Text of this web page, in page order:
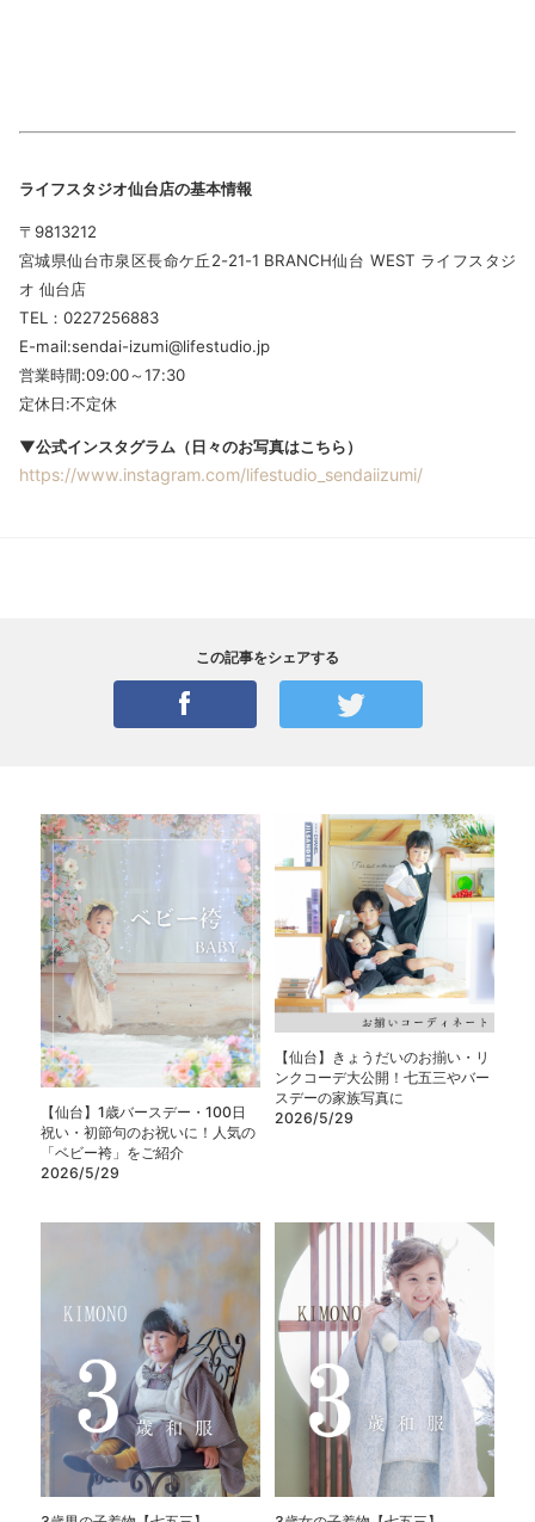
ライフスタジオ仙台店の基本情報
〒9813212
宮城県仙台市泉区長命ケ丘2-21-1 BRANCH仙台 WEST ライフスタジ
オ 仙台店
TEL：0227256883
E-mail:sendai-izumi@lifestudio.jp
営業時間:09:00～17:30
定休日:不定休
▼公式インスタグラム（日々のお写真はこちら）
https://www.instagram.com/lifestudio_sendaiizumi/
この記事をシェアする
【仙台】1歳バースデー・100日
祝い・初節句のお祝いに！人気の
「ベビー袴」をご紹介
2026/5/29
【仙台】きょうだいのお揃い・リ
ンクコーデ大公開！七五三やバー
スデーの家族写真に
2026/5/29